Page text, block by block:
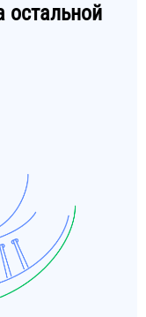
остальной